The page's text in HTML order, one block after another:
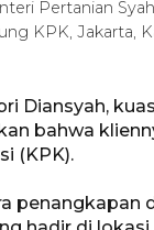
Pertanian
KPK, Jakarta,
Diansyah,
bahwa
(KPK).
penangkapan